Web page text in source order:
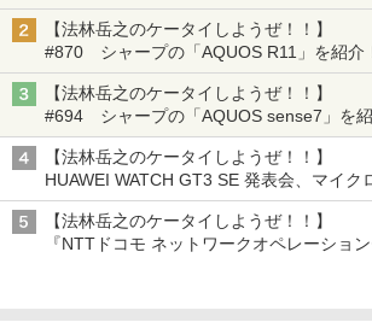
【法林岳之のケータイしようぜ！！】
#870 シャープの「AQUOS R11」を紹介
【法林岳之のケータイしようぜ！！】
#694 シャープの「AQUOS sense7」を紹
【法林岳之のケータイしようぜ！！】
HUAWEI WATCH GT3 SE 発表会、マイク
【法林岳之のケータイしようぜ！！】
『NTTドコモ ネットワークオペレーショ
Alpha2」発表』『KDDI 「povo2.0」サー